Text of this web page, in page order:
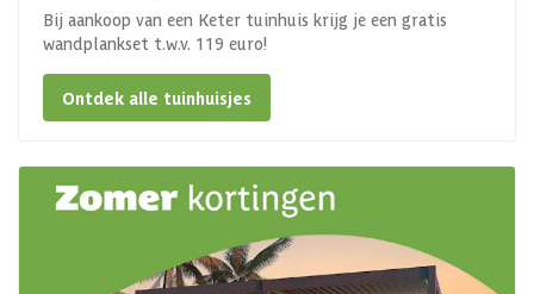
Bij aankoop van een Keter tuinhuis krijg je een gratis
wandplankset t.w.v. 119 euro!
Ontdek alle tuinhuisjes